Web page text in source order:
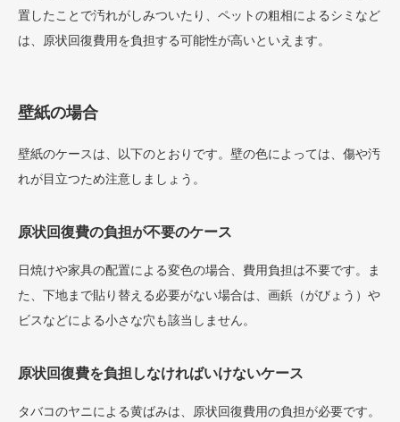
置したことで汚れがしみついたり、ペットの粗相によるシミなど
は、原状回復費用を負担する可能性が高いといえます。
壁紙の場合
壁紙のケースは、以下のとおりです。壁の色によっては、傷や汚
れが目立つため注意しましょう。
原状回復費の負担が不要のケース
日焼けや家具の配置による変色の場合、費用負担は不要です。ま
た、下地まで貼り替える必要がない場合は、画鋲（がびょう）や
ビスなどによる小さな穴も該当しません。
原状回復費を負担しなければいけないケース
タバコのヤニによる黄ばみは、原状回復費用の負担が必要です。